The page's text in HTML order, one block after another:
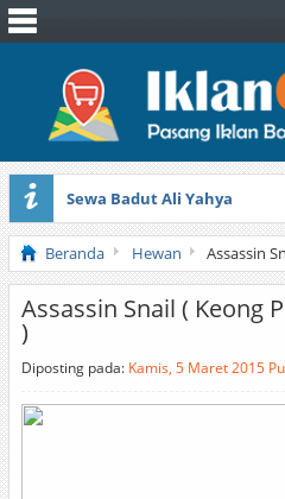
Sewa Badut Ali Yahya
Honda Brio 1.3 E AT CBU
Beranda Hewan Assassin
Assassin Snail ( Keong
)
Diposting pada: Kamis, 5 Maret 2015